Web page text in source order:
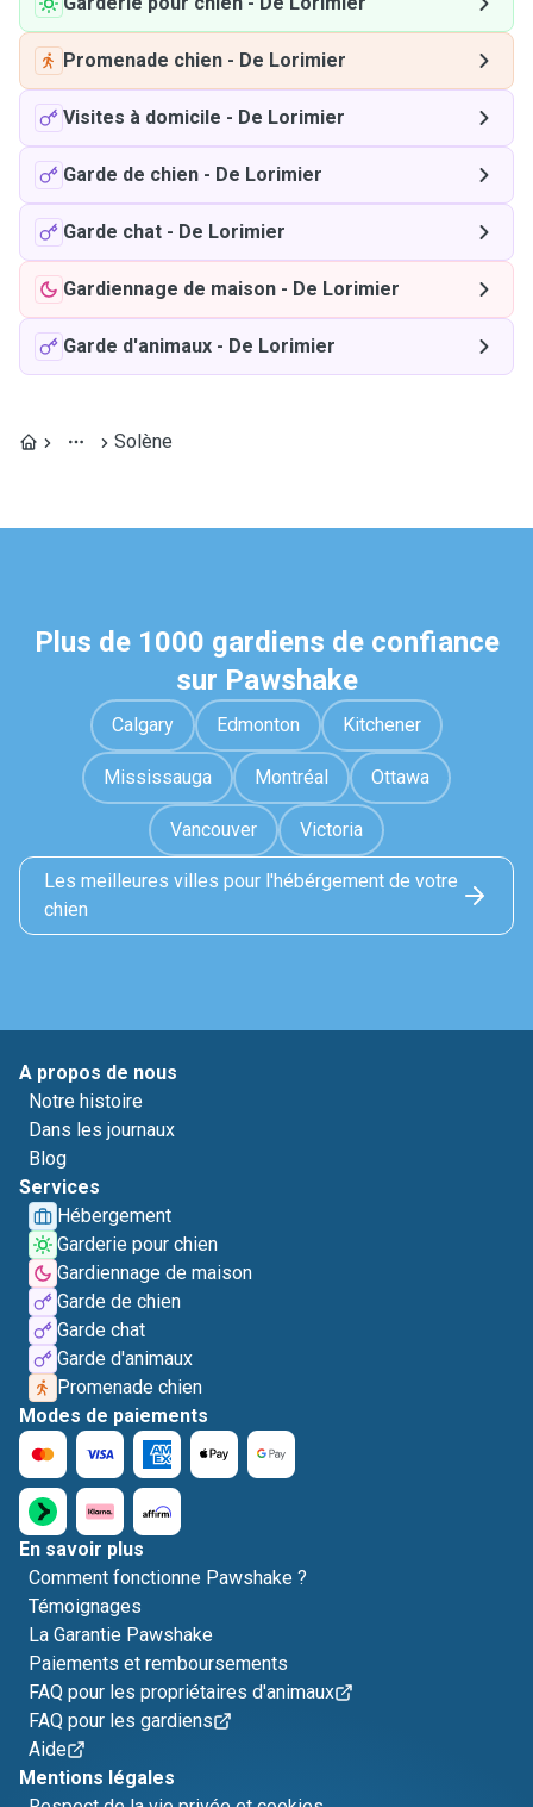
Promenade chien - De Lorimier
Visites à domicile - De Lorimier
Garde de chien - De Lorimier
Garde chat - De Lorimier
Gardiennage de maison - De Lorimier
Garde d'animaux - De Lorimier
Solène
Plus de 1000 gardiens de confiance
sur Pawshake
Calgary Edmonton Kitchener
Mississauga Montréal Ottawa
Vancouver Victoria
Les meilleures villes pour l'hébérgement de votre
chien
A propos de nous
Notre histoire
Dans les journaux
Blog
Services
Hébergement
Garderie pour chien
Gardiennage de maison
Garde de chien
Garde chat
Garde d'animaux
Promenade chien
Modes de paiements
En savoir plus
Comment fonctionne Pawshake ?
Témoignages
La Garantie Pawshake
Paiements et remboursements
FAQ pour les propriétaires d'animaux
FAQ pour les gardiens
Aide
Mentions légales